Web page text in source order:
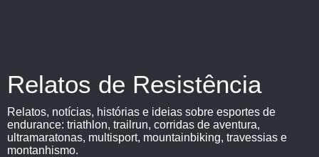
Relatos de Resistência
Relatos, notícias, histórias e ideias sobre esportes de
endurance: triathlon, trailrun, corridas de aventura,
ultramaratonas, multisport, mountainbiking, travessias e
montanhismo.